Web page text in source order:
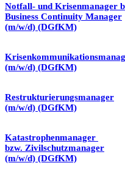
Notfall- und Krisenmanager
Business Continuity Manager
(m/w/d) (DGfKM)
(m/w/d) (DGfKM)
Restrukturierungsmanager
(m/w/d) (DGfKM)
Katastrophenmanager
bzw. Zivilschutzmanager
(m/w/d) (DGfKM)